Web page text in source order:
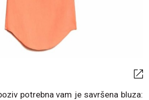
potrebna vam je savršena bluza: